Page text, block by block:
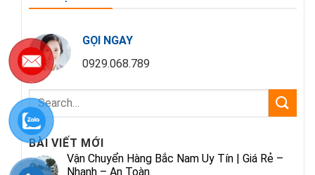
GỌI NGAY
0929.068.789
BÀI VIẾT MỚI
Vận Chuyển Hàng Bắc Nam Uy Tín | Giá Rẻ –
Nhanh – An Toàn